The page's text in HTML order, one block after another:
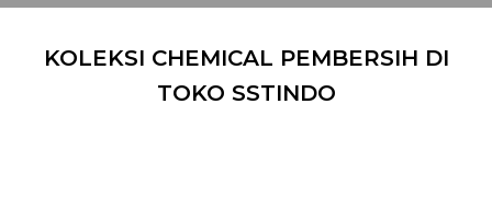
KOLEKSI CHEMICAL PEMBERSIH DI
TOKO SSTINDO